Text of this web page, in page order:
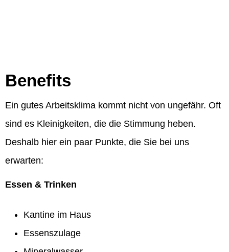
Benefits
Ein gutes Arbeitsklima kommt nicht von ungefähr. Oft
sind es Kleinigkeiten, die die Stimmung heben.
Deshalb hier ein paar Punkte, die Sie bei uns
erwarten:
Essen & Trinken
Kantine im Haus
Essenszulage